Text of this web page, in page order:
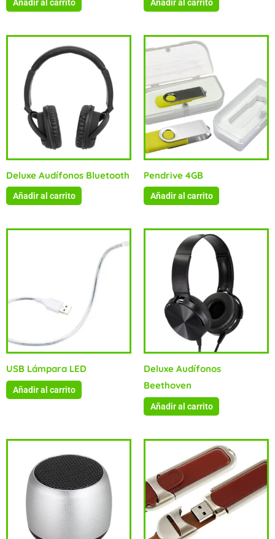
Añadir al carrito Añadir al carrito
Deluxe Audífonos Bluetooth
Añadir al carrito
Pendrive 4GB
Añadir al carrito
USB Lámpara LED
Añadir al carrito
Deluxe Audífonos
Beethoven
Añadir al carrito